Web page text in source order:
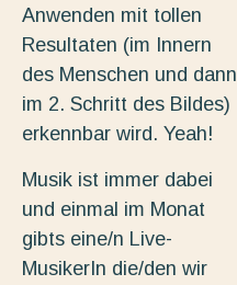
Anwenden mit tollen
Resultaten (im Innern
des Menschen und dann
im 2. Schritt des Bildes)
erkennbar wird. Yeah!
Musik ist immer dabei
und einmal im Monat
gibts eine/n Live-
MusikerIn die/den wir